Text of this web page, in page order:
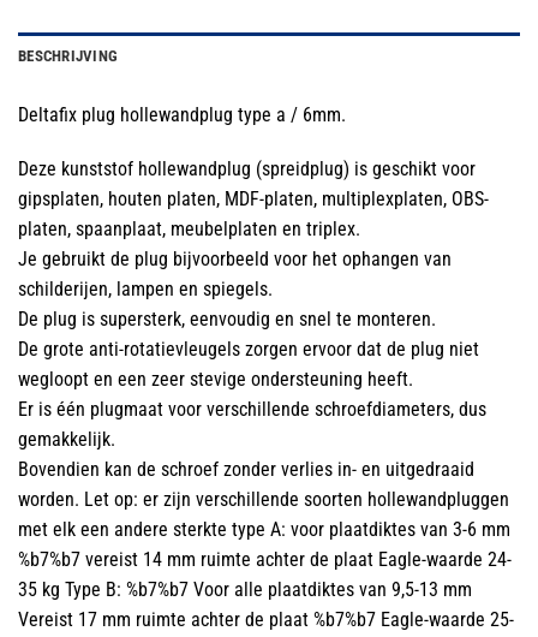
BESCHRIJVING
Deltafix plug hollewandplug type a / 6mm.
Deze kunststof hollewandplug (spreidplug) is geschikt voor
gipsplaten, houten platen, MDF-platen, multiplexplaten, OBS-
platen, spaanplaat, meubelplaten en triplex.
Je gebruikt de plug bijvoorbeeld voor het ophangen van
schilderijen, lampen en spiegels.
De plug is supersterk, eenvoudig en snel te monteren.
De grote anti-rotatievleugels zorgen ervoor dat de plug niet
wegloopt en een zeer stevige ondersteuning heeft.
Er is één plugmaat voor verschillende schroefdiameters, dus
gemakkelijk.
Bovendien kan de schroef zonder verlies in- en uitgedraaid
worden. Let op: er zijn verschillende soorten hollewandpluggen
met elk een andere sterkte type A: voor plaatdiktes van 3-6 mm
%b7%b7 vereist 14 mm ruimte achter de plaat Eagle-waarde 24-
35 kg Type B: %b7%b7 Voor alle plaatdiktes van 9,5-13 mm
Vereist 17 mm ruimte achter de plaat %b7%b7 Eagle-waarde 25-